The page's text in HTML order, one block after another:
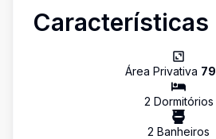
Características
Área Privativa 79
2 Dormitórios
2 Banheiros